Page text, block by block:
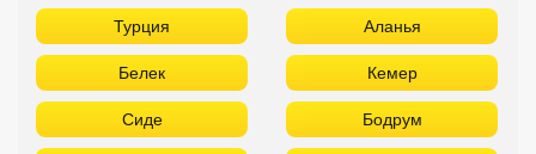
Турция Аланья
Белек Кемер
Сиде Бодрум